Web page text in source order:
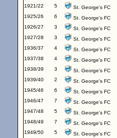
1921/22
5
St. George's FC
1925/26
6
St. George's FC
1926/27
3
St. George's FC
1927/28
3
St. George's FC
1936/37
4
St. George's FC
1937/38
4
St. George's FC
1938/39
3
St. George's FC
1939/40
2
St. George's FC
1945/46
6
St. George's FC
1946/47
7
St. George's FC
1947/48
5
St. George's FC
1948/49
7
St. George's FC
1949/50
5
St. George's FC